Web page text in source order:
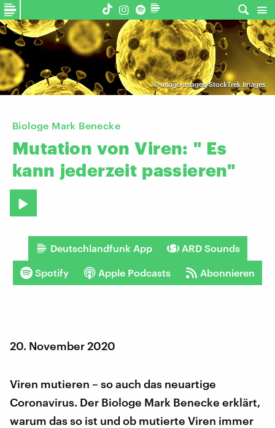
©imago images/StockTrek Images
Biologe Mark Benecke
Mutation von Viren: " Es
kann jederzeit passieren"
Deutschlandfunk App ARD Sounds
Spotify Apple Podcasts Abonnieren
20. November 2020
Viren mutieren – so auch das neuartige
Coronavirus. Der Biologe Mark Benecke erklärt,
warum das so ist und ob mutierte Viren immer